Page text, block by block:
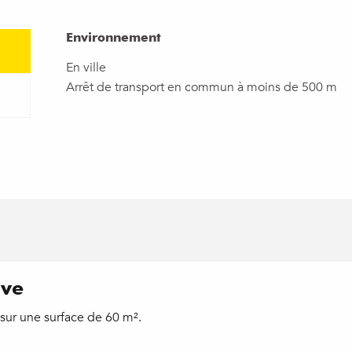
Environnement
Environnement
En ville
Arrêt de transport en commun à moins de 500 m
une surface de 60 m².